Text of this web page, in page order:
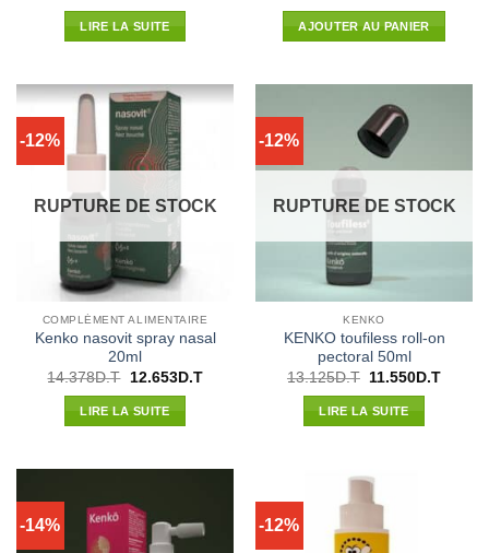
initial
était :
LIRE LA SUITE
initial
était :
AJOUTER AU PANIER
-12%
RUPTURE DE STOCK
COMPLÉMENT ALIMENTAIRE
Kenko nasovit spray nasal
20ml
14.378D.T
Le
initial
était :
12.653D.TLe
LIRE LA SUITE
-12%
RUPTURE DE STOCK
KENKO
KENKO toufiless roll-on
pectoral 50ml
13.125D.T
Le
initial
était :
11.550D.TLe
LIRE LA SUITE
-14% -12%